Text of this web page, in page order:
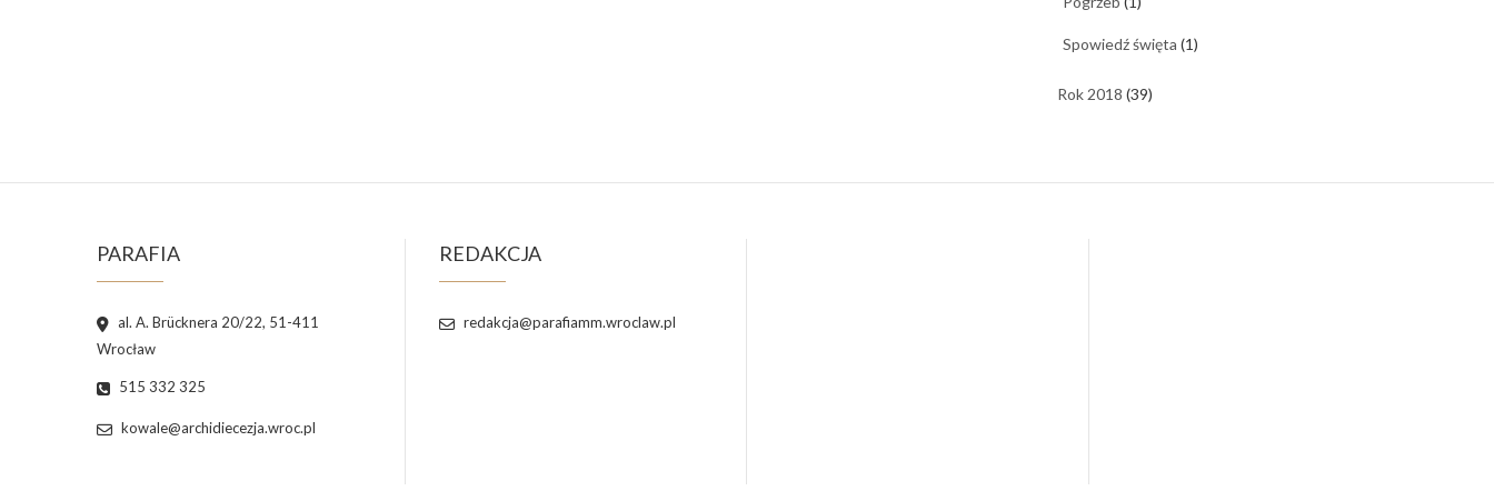
Spowiedź święta (1)
Rok 2018 (39)
PARAFIA
al. A. Brücknera 20/22, 51-411
Wrocław
515 332 325
kowale@archidiecezja.wroc.pl
REDAKCJA
redakcja@parafiamm.wroclaw.pl